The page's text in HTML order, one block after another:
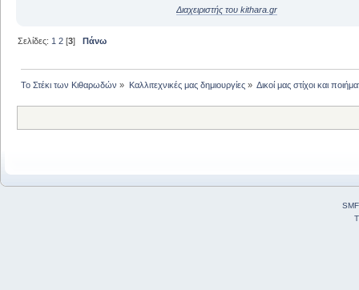
Διαχειριστής του kithara.gr
Σελίδες: 1 2 [3] Πάνω
Το Στέκι των Κιθαρωδών » Καλλιτεχνικές μας δημιουργίες» Δικοί μας στίχοι και